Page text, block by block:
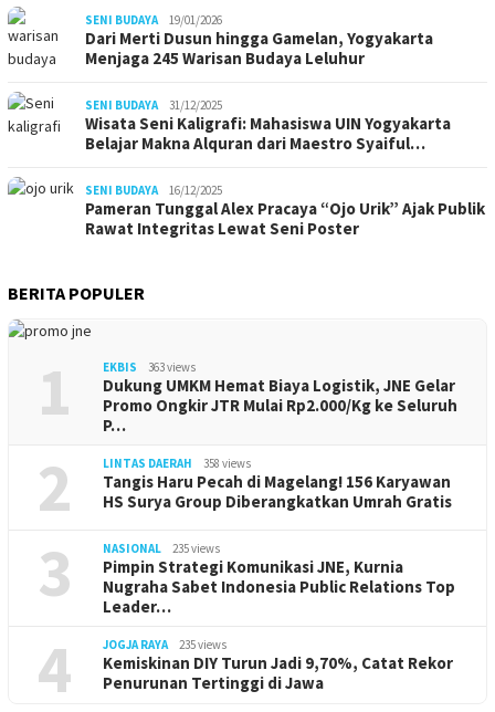
SENI BUDAYA 19/01/2026
Dari Merti Dusun hingga Gamelan, Yogyakarta
Menjaga 245 Warisan Budaya Leluhur
SENI BUDAYA 31/12/2025
Wisata Seni Kaligrafi: Mahasiswa UIN Yogyakarta
Belajar Makna Alquran dari Maestro Syaiful…
SENI BUDAYA 16/12/2025
Pameran Tunggal Alex Pracaya “Ojo Urik” Ajak Publik
Rawat Integritas Lewat Seni Poster
BERITA POPULER
1 EKBIS 363 views
Dukung UMKM Hemat Biaya Logistik, JNE Gelar
Promo Ongkir JTR Mulai Rp2.000/Kg ke Seluruh
P…
2 LINTAS DAERAH 358 views
Tangis Haru Pecah di Magelang! 156 Karyawan
HS Surya Group Diberangkatkan Umrah Gratis
3 NASIONAL 235 views
Pimpin Strategi Komunikasi JNE, Kurnia
Nugraha Sabet Indonesia Public Relations Top
Leader…
4 JOGJA RAYA 235 views
Kemiskinan DIY Turun Jadi 9,70%, Catat Rekor
Penurunan Tertinggi di Jawa